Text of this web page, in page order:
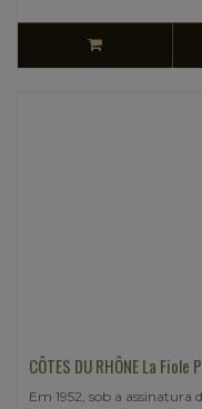
CÔTES DU RHÔNE La
Em 1952, sob a assinatura